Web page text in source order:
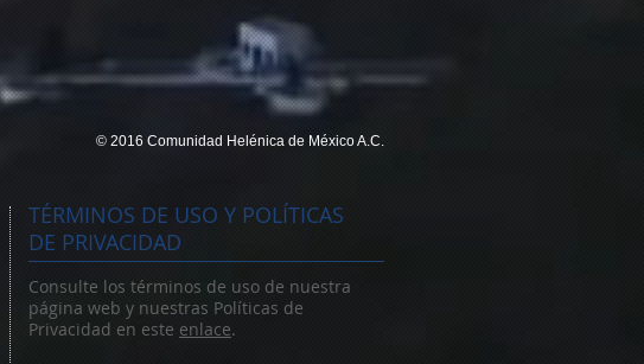
© 2016 Comunidad Helénica de México A.C.
TÉRMINOS DE USO Y POLÍTICAS
DE PRIVACIDAD
Consulte los términos de uso de nuestra
página web y nuestras Políticas de
Privacidad en este enlace.